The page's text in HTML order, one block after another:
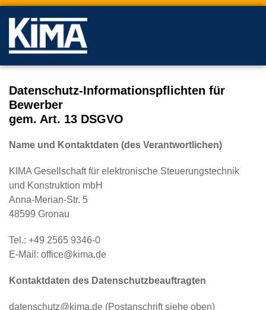
Datenschutz-Informationspflichten für
Bewerber
gem. Art. 13 DSGVO
Name und Kontaktdaten (des Verantwortlichen)
KIMA Gesellschaft für elektronische Steuerungstechnik
und Konstruktion mbH
Anna-Merian-Str. 5
48599 Gronau
Tel.: +49 2565 9346-0
E-Mail: office@kima.de
Kontaktdaten des Datenschutzbeauftragten
datenschutz@kima.de (Postanschrift siehe oben)